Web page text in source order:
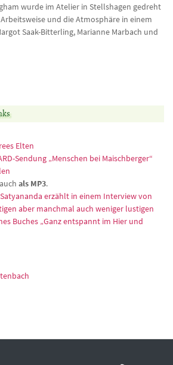
wurde im Atelier in Stellshagen gedreht
und die Atmosphäre in einem
Saak-Bitterling, Marianne Marbach und
Elten
Sendung „Menschen bei Maischberger“
als MP3.
erzählt in einem Interview von
aber manchmal auch weniger lustigen
Buches „Ganz entspannt im Hier und